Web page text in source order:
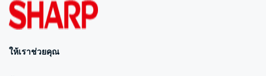
ให้เราช่วยคุณ